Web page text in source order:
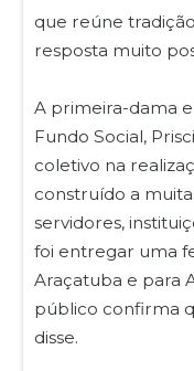
que reúne
resposta muito
A primeira-dama
Fundo Social,
coletivo na
construído a
servidores,
foi entregar uma
Araçatuba e para
público confirma
disse.